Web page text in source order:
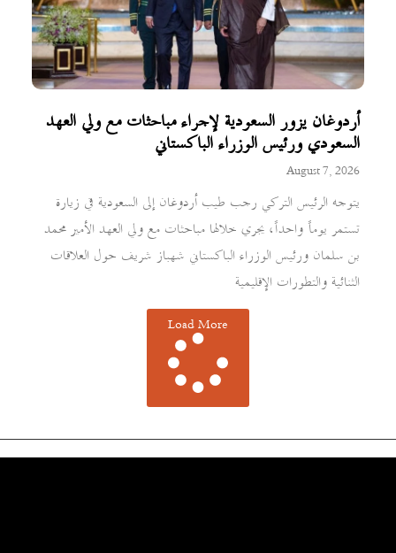
أردوغان يزور السعودية لإجراء مباحثات مع ولي العهد
السعودي ورئيس الوزراء الباكستاني
August 7, 2026
يتوجه الرئيس التركي رجب طيب أردوغان إلى السعودية في زيارة
تستمر يوماً واحداً، يجري خلالها مباحثات مع ولي العهد الأمير محمد
بن سلمان ورئيس الوزراء الباكستاني شهباز شريف حول العلاقات
الثنائية والتطورات الإقليمية
Load More